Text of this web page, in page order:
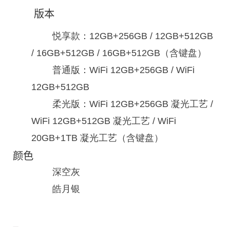
版本
悦享款：12GB+256GB / 12GB+512GB
/ 16GB+512GB / 16GB+512GB（含键盘）
普通版：WiFi 12GB+256GB / WiFi
12GB+512GB
柔光版：WiFi 12GB+256GB 凝光工艺 /
WiFi 12GB+512GB 凝光工艺 / WiFi
20GB+1TB 凝光工艺（含键盘）
颜色
深空灰
皓月银